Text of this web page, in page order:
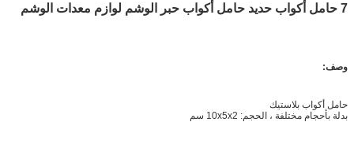
7 حامل أكواب حديد حامل أكواب حبر الوشم لوازم معدات الوشم
وصف:
حامل أكواب بلاستيك
بدلة بأحجام مختلفة ، الحجم: 10x5x2 سم